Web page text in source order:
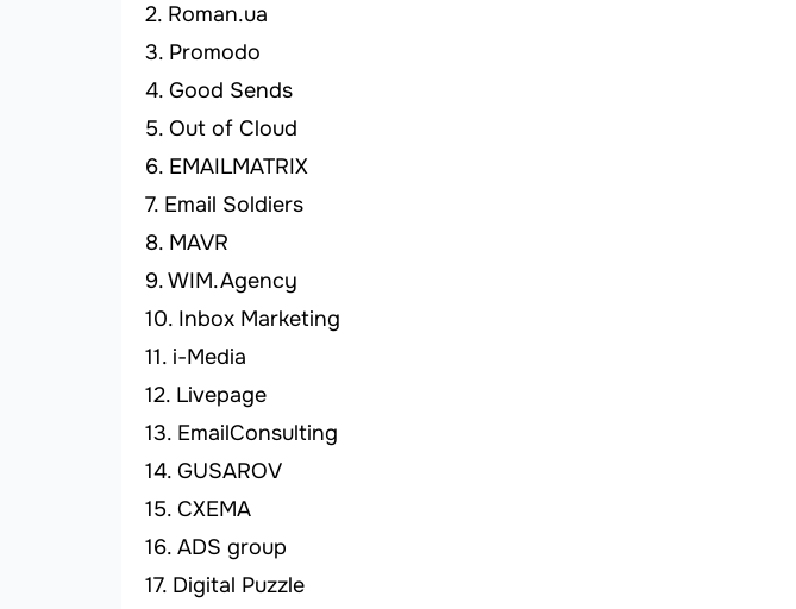
Roman.ua
Promodo
Good Sends
Out of Cloud
EMAILMATRIX
Email Soldiers
MAVR
WIM.Agency
Inbox Marketing
i-Media
Livepage
EmailConsulting
GUSAROV
СХЕМА
ADS group
Digital Puzzle